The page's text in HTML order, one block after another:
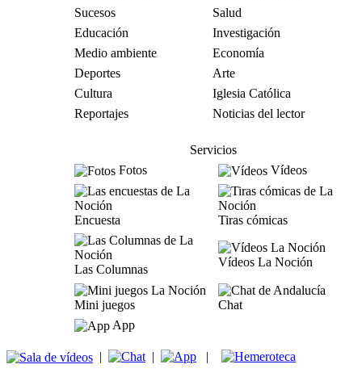
Sucesos
Salud
Educación
Investigación
Medio ambiente
Economía
Deportes
Arte
Cultura
Iglesia Católica
Reportajes
Noticias del lector
Servicios
Fotos
Vídeos
Encuesta Tiras cómicas
Las Columnas
Vídeos La Noción
Mini juegos
Chat
App
| | |